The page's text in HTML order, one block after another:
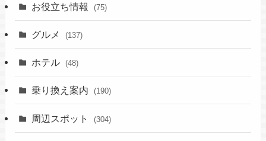
お役立ち情報 (75)
グルメ (137)
ホテル (48)
乗り換え案内 (190)
周辺スポット (304)